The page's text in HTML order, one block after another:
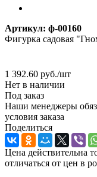
Артикул: ф-00160
Фигурка садовая
1 392.60 руб./шт
Нет в наличии
Под заказ
Наши менеджеры
условия заказа
Поделиться
Цена действительна
отличаться от цен в